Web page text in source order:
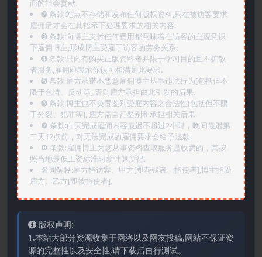
商的社会贡献.
➋️ 条款:站点不存储和发布任何版权资料,只在被访客要求
雇佣后才会在其指示下处理要求的相关内容.
➌️ 条款:向博主支付任何费用都意味着在访客的主观意识
下雇佣博主,形成博主受雇于访客的劳务关系.
➍️ 条款:只向有购买正版资料者并限于学习目的且不扩散
者服务,雇佣即表示你认可和满足此要求.
➎ 条款:雇方承诺不恶意雇佣博主从事违法行为[包括但不
限于色情、反动等],否则雇方承担由此引发的后果.
➏️ 条款:博主也不负责鉴别受雇内容之合法性[包括但不限
于分裂、犯罪等], 雇方需自行鉴别和承担相关后果.
❼ 条款:白天完成雇佣内容最迟不超过2小时，晚间最迟第
二天12点前，对无法完成的雇佣要求会给予退款.
❽ 条款:雇佣博主为您从事资料查取服务是收费的，其按
照当地最低工资标准时薪计算所得.
名词解释:雇方指访客、甲方[即花钱者、指使者],博主指受
雇方、乙方[即被指使者].
版权声明:
1.本站大部分资源收集于网络以及网友投稿,网站不保证资
源的完整性以及安全性,请下载后自行测试。